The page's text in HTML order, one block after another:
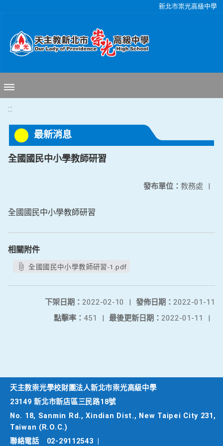
新北市崇光高級中學
:::
最新消息
全國國民中小學教師研習
發布單位： 教務處 |
全國國民中小學教師研習
相關附件
全國國民中小學教師研習-1.pdf
發佈日期： 2022-01-11
下架日期： 2022-02-10
|
最後更新日期： 2022-01-11 |
點擊率： 451 |
天主教崇光學校財團法人新北市崇光高級中學
23149 新北市新店區三民路18號
No. 18, Sanmin Rd., Xindian Dist., New Taipei City 231,
Taiwan (R.O.C.)
聯絡電話
02-29112543